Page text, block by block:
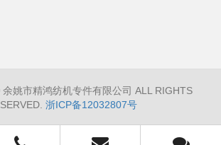
姚市精鸿纺机专件有限公司 ALL RIGHTS
浙ICP备12032807号